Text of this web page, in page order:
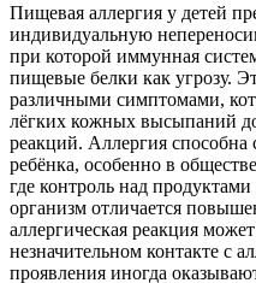
Пищевая аллергия у детей
индивидуальную
при которой иммунная
пищевые белки как угрозу.
различными симптомами,
лёгких кожных высыпаний
реакций. Аллергия
ребёнка, особенно в
где контроль над
организм отличается
аллергическая реакция
незначительном контакте с
проявления иногда